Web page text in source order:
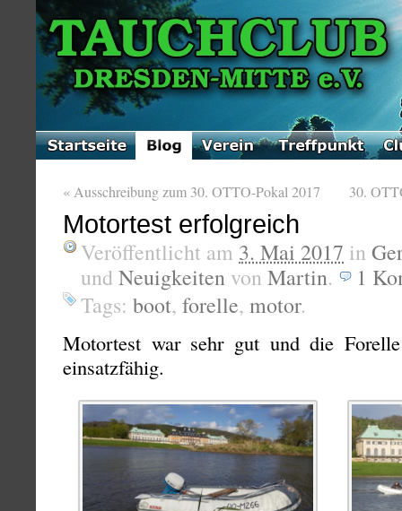
« Ausschreibung zum 30. OTTO-Pokal 2017 30.
Motortest erfolgreich
Veröffentlicht am 3. Mai 2017 in
und Neuigkeiten von Martin. 1
Tags: boot, forelle, motor.
Motortest war sehr gut und die
einsatzfähig.